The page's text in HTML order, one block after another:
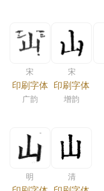
宋
印刷字体
广韵
宋
印刷字体
增韵
明 清